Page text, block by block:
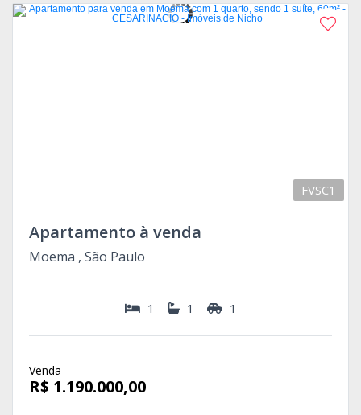
FVSC1
Apartamento à venda
Moema , São Paulo
1 1 1
Venda
R$ 1.190.000,00